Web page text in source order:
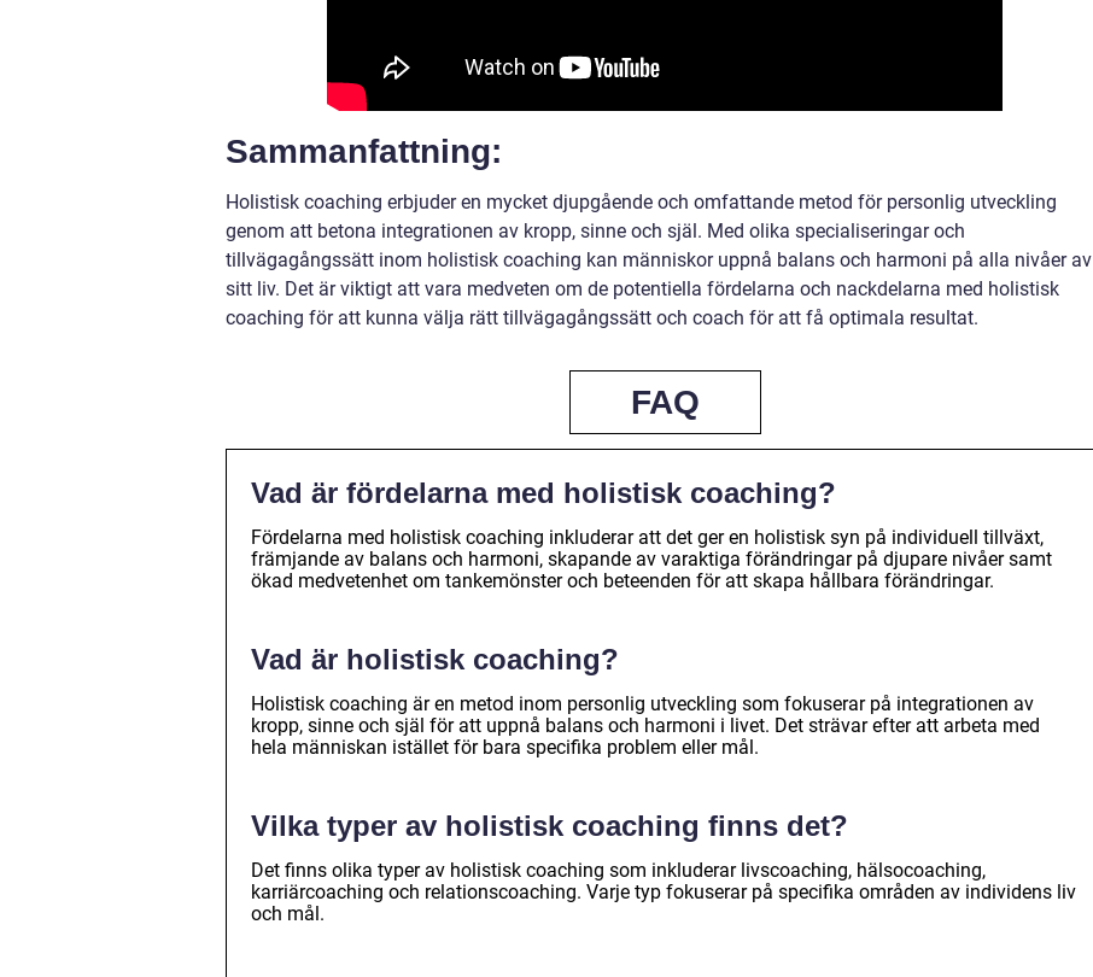
Sammanfattning:
Holistisk coaching erbjuder en mycket djupgående och omfattande metod för personlig utveckling
genom att betona integrationen av kropp, sinne och själ. Med olika specialiseringar och
tillvägagångssätt inom holistisk coaching kan människor uppnå balans och harmoni på alla nivåer av
sitt liv. Det är viktigt att vara medveten om de potentiella fördelarna och nackdelarna med holistisk
coaching för att kunna välja rätt tillvägagångssätt och coach för att få optimala resultat.
FAQ
Vad är fördelarna med holistisk coaching?
Fördelarna med holistisk coaching inkluderar att det ger en holistisk syn på individuell tillväxt,
främjande av balans och harmoni, skapande av varaktiga förändringar på djupare nivåer samt
ökad medvetenhet om tankemönster och beteenden för att skapa hållbara förändringar.
Vad är holistisk coaching?
Holistisk coaching är en metod inom personlig utveckling som fokuserar på integrationen av
kropp, sinne och själ för att uppnå balans och harmoni i livet. Det strävar efter att arbeta med
hela människan istället för bara specifika problem eller mål.
Vilka typer av holistisk coaching finns det?
Det finns olika typer av holistisk coaching som inkluderar livscoaching, hälsocoaching,
karriärcoaching och relationscoaching. Varje typ fokuserar på specifika områden av individens liv
och mål.